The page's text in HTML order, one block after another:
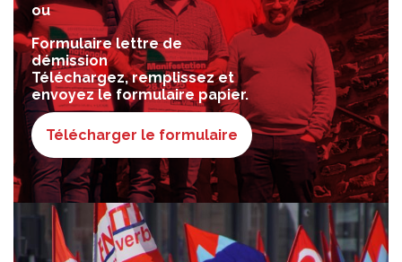
ou
Formulaire lettre de
démission
Téléchargez, remplissez et
envoyez le formulaire papier.
Télécharger le formulaire